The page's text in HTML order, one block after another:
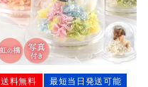
送料無料 最短当日発送可能